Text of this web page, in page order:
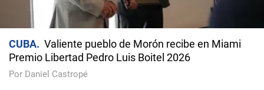
CUBA
Valiente pueblo de Morón recibe en Miami
Premio Libertad Pedro Luis Boitel 2026
Por Daniel Castropé